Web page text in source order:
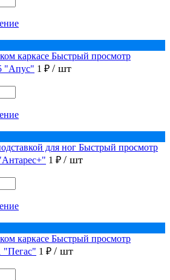
Быстрый просмотр
"Апус" 1 ₽ / шт
Быстрый просмотр
1 ₽ / шт
Быстрый просмотр
"Пегас" 1 ₽ / шт